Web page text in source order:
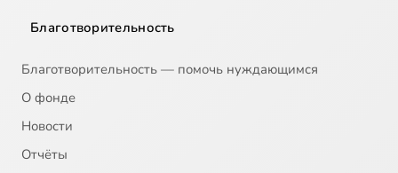
Благотворительность
Благотворительность — помочь нуждающимся
О фонде
Новости
Отчёты